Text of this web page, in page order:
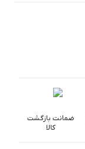
ضمانت بازگشت
کالا